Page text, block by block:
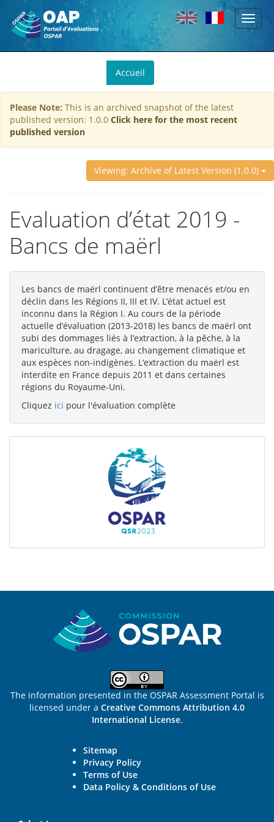
Skip to main content
Toggle
You
are
here
Accueil
Please Note: This is an archived snapshot of the latest
published version: 1.0.0 Click here for the most recent
published version
Viewing: Archive of Latest Version (1.0.0)
Evaluation d’état 2019 -
Bancs de maërl
Les bancs de maërl continuent d’être menacés et/ou en
déclin dans les Régions II, III et IV. L’état actuel est
inconnu dans la Région I. Au cours de la période
actuelle d’évaluation (2013-2018) les bancs de maërl ont
subi des dommages liés à l’extraction, à la pêche, à la
mariculture, au dragage, au changement climatique et
aux espèces non-indigènes. L’extraction du maërl est
interdite en France depuis 2011 et dans certaines
régions du Royaume-Uni.
Cliquez ici pour l'évaluation complète
The information presented in the OSPAR Assessment Portal is
licensed under a Creative Commons Attribution 4.0
International License.
Sitemap
Privacy Policy
Terms of Use
Data Policy & Conditions of Use